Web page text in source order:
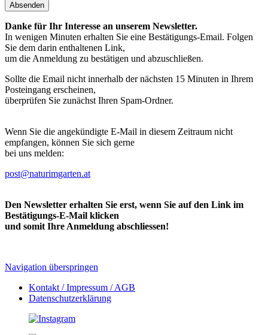
Absenden
Danke für Ihr Interesse an unserem Newsletter.
In wenigen Minuten erhalten Sie eine Bestätigungs-Email. Folgen
Sie dem darin enthaltenen Link,
um die Anmeldung zu bestätigen und abzuschließen.
Sollte die Email nicht innerhalb der nächsten 15 Minuten in Ihrem
Posteingang erscheinen,
überprüfen Sie zunächst Ihren Spam-Ordner.
Wenn Sie die angekündigte E-Mail in diesem Zeitraum nicht
empfangen, können Sie sich gerne
bei uns melden:
post@naturimgarten.at
Den Newsletter erhalten Sie erst, wenn Sie auf den Link im
Bestätigungs-E-Mail klicken
und somit Ihre Anmeldung abschliessen!
Navigation überspringen
Kontakt / Impressum / AGB
Datenschutzerklärung